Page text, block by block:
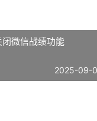
微信战绩功能
2025-09-